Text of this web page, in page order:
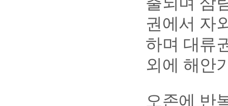
권에서 자
하며 대류
외에 해안
오존에 반